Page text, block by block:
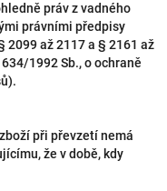
práv z vadného
právními předpisy
2099 až 2117 a § 2161 až
1992 Sb., o ochraně
při převzetí nemá
že v době, kdy